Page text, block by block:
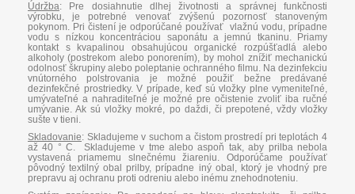
Údržba: Pre dosiahnutie dlhej životnosti a správnej funkčnosti
výrobku, je potrebné venovať zvýšenú pozornosť stanoveným
pokynom. Pri čistení je odporúčané používať vlažnú vodu, prípadne
vodu s nízkou koncentráciou saponátu a jemnú tkaninu. Priamy
kontakt s kvapalinou obsahujúcou organické rozpúšťadlá alebo
alkoholy (postrekom alebo ponorením), by mohol znížiť mechanickú
odolnosť škrupiny alebo poleptanie ochranného filmu. Na dezinfekciu
vnútorného polstrovania je možné použiť bežne predávané
dezinfekčné prostriedky. V prípade, keď sú vložky plne vymeniteľné,
umývateľné a nahraditeľné je možné pre očistenie zvoliť iba ručné
umývanie. Ak sú vložky mokré, po daždi, či prepotené, vždy vložky
sušte v tieni.
Skladovanie: Skladujeme v suchom a čistom prostredí pri teplotách 4
až 40 ° C. Skladujeme v tme alebo aspoň tak, aby prilba nebola
vystavená priamemu slnečnému žiareniu. Odporúčame používať
pôvodný textilný obal prilby, prípadne iný obal, ktorý je vhodný pre
prepravu aj ochranu proti odreniu alebo inému znehodnoteniu.